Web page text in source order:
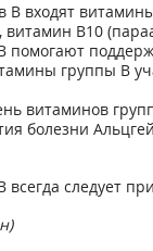
В входят
витамин В10
группы В
витаминов
болезни
следует